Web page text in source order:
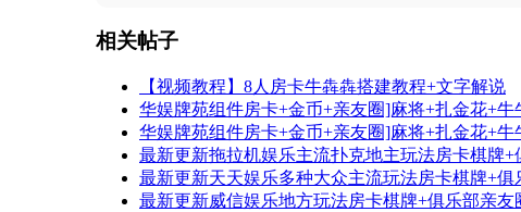
相关帖子
【视频教程】8人房卡牛犇犇搭建教程+文字解说
华娱牌苑组件房卡+金币+亲友圈]麻将+扎金花+
华娱牌苑组件房卡+金币+亲友圈]麻将+扎金花+
最新更新拖拉机娱乐主流扑克地主玩法房卡棋牌
最新更新天天娱乐多种大众主流玩法房卡棋牌+
最新更新威信娱乐地方玩法房卡棋牌+俱乐部亲